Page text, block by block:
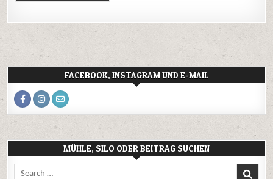
FACEBOOK, INSTAGRAM UND E-MAIL
MÜHLE, SILO ODER BEITRAG SUCHEN
Search